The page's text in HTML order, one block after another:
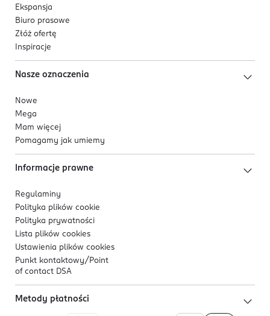
Ekspansja
Biuro prasowe
Złóż ofertę
Inspiracje
Nasze oznaczenia
Nowe
Mega
Mam więcej
Pomagamy jak umiemy
Informacje prawne
Regulaminy
Polityka plików cookie
Polityka prywatności
Lista plików cookies
Ustawienia plików cookies
Punkt kontaktowy/ Point
of contact DSA
Metody płatności